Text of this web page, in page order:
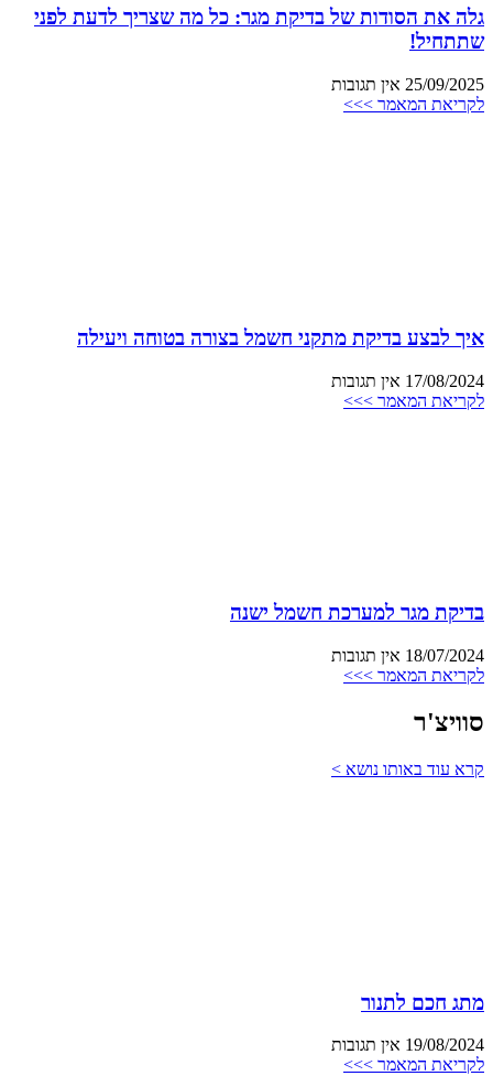
גלה את הסודות של בדיקת מגר: כל מה שצריך לדעת לפני
שתתחיל!
25/09/2025 אין תגובות
לקריאת המאמר >>>
איך לבצע בדיקת מתקני חשמל בצורה בטוחה ויעילה
17/08/2024 אין תגובות
לקריאת המאמר >>>
בדיקת מגר למערכת חשמל ישנה
18/07/2024 אין תגובות
לקריאת המאמר >>>
סוויצ'ר
קרא עוד באותו נושא >
מתג חכם לתנור
19/08/2024 אין תגובות
לקריאת המאמר >>>